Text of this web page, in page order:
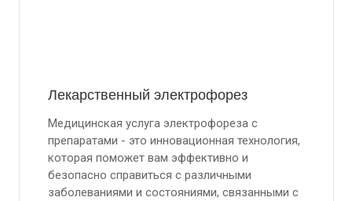
Лекарственный электрофорез
Медицинская услуга электрофореза с
препаратами - это инновационная технология,
которая поможет вам эффективно и
безопасно справиться с различными
заболеваниями и состояниями, связанными с